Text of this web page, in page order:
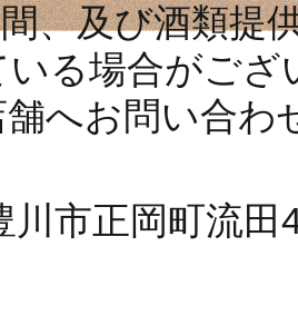
、及び酒類提
いる場合がござ
へお問い合わ
川市正岡町流田